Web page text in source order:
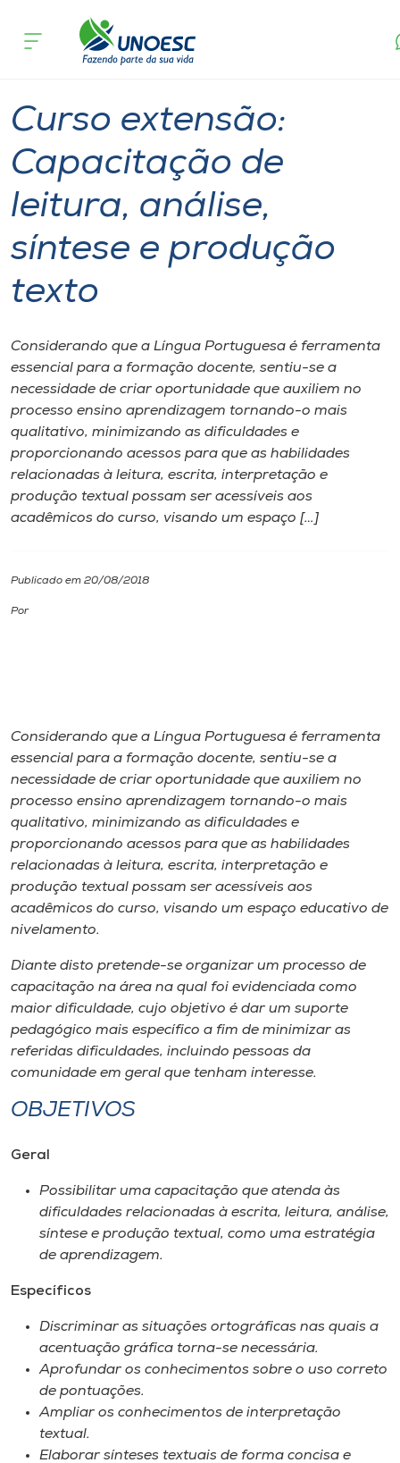
Cursos
Pesquisa
Atendimento ao Estudante
Portal de Ensino
Internacionalização
I.nova
Diplomados
Rádio
Museu
Unoesc
Store
Selecione
o idioma
acontece
Curso extensão:
Capacitação de
leitura, análise,
síntese e produção
texto
Considerando que a Língua Portuguesa é ferramenta
essencial para a formação docente, sentiu-se a
necessidade de criar oportunidade que auxiliem no
processo ensino aprendizagem tornando-o mais
qualitativo, minimizando as dificuldades e
proporcionando acessos para que as habilidades
relacionadas à leitura, escrita, interpretação e
produção textual possam ser acessíveis aos
acadêmicos do curso, visando um espaço […]
Publicado em 20/08/2018
Por
Considerando que a Língua Portuguesa é ferramenta
essencial para a formação docente, sentiu-se a
necessidade de criar oportunidade que auxiliem no
processo ensino aprendizagem tornando-o mais
qualitativo, minimizando as dificuldades e
proporcionando acessos para que as habilidades
relacionadas à leitura, escrita, interpretação e
produção textual possam ser acessíveis aos
acadêmicos do curso, visando um espaço educativo de
nivelamento.
Diante disto pretende-se organizar um processo de
capacitação na área na qual foi evidenciada como
maior dificuldade, cujo objetivo é dar um suporte
pedagógico mais específico a fim de minimizar as
referidas dificuldades, incluindo pessoas da
comunidade em geral que tenham interesse.
OBJETIVOS
Geral
Possibilitar uma capacitação que atenda às
dificuldades relacionadas à escrita, leitura, análise,
síntese e produção textual, como uma estratégia
de aprendizagem.
Específicos
Discriminar as situações ortográficas nas quais a
acentuação gráfica torna-se necessária.
Aprofundar os conhecimentos sobre o uso correto
de pontuações.
Ampliar os conhecimentos de interpretação
textual.
Elaborar sínteses textuais de forma concisa e